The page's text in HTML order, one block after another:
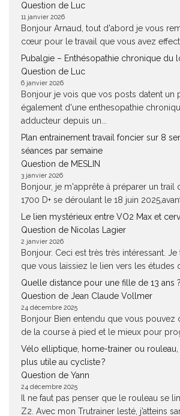
Question de Luc
11 janvier 2026
Bonjour Arnaud, tout d'abord je vous
cœur pour le travail que vous avez
Pubalgie – Enthésopathie chronique du
Question de Luc
6 janvier 2026
Bonjour je vois que vos posts datent un
également d'une enthesopathie
adducteur depuis un...
Plan entrainement travail foncier sur 8
séances par semaine
Question de MESLIN
3 janvier 2026
Bonjour, je m'apprête à préparer un trail
1700 D+ se déroulant le 18 juin 2025,avant
Le lien mystérieux entre VO2 Max et
Question de Nicolas Lagier
2 janvier 2026
Bonjour. Ceci est très très intéressant.
que vous laissiez le lien vers les études
Quelle distance pour une fille de 13 ans ?
Question de Jean Claude Vollmer
24 décembre 2025
Bonjour Bien entendu que vous pouvez
de la course à pied et le mieux pour
Vélo elliptique, home-trainer ou rouleau,
plus utile au cycliste ?
Question de Yann
24 décembre 2025
Il ne faut pas penser que le rouleau se
Z2. Avec mon Trutrainer lesté, j’atteins